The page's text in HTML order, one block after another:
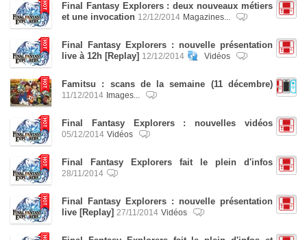
Final Fantasy Explorers : deux nouveaux métiers
et une invocation 12/12/2014 Magazines...
Final Fantasy Explorers : nouvelle présentation
live à 12h [Replay] 12/12/2014 Vidéos
Famitsu : scans de la semaine (11 décembre)
11/12/2014 Images...
Final Fantasy Explorers : nouvelles vidéos
05/12/2014 Vidéos
Final Fantasy Explorers fait le plein d'infos
28/11/2014
Final Fantasy Explorers : nouvelle présentation
live [Replay] 27/11/2014 Vidéos